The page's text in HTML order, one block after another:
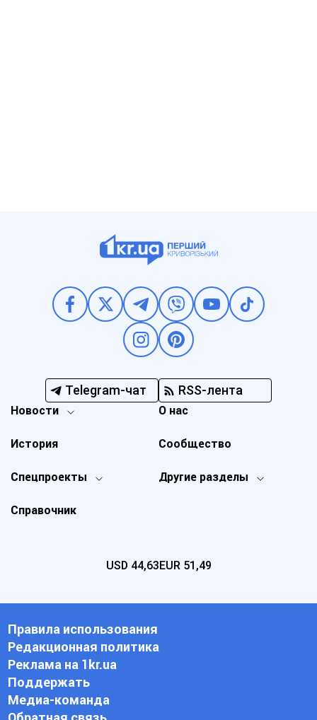
Telegram-чат RSS-лента
Новости
Спецпроекты Другие разделы
История
О нас
Справочник
Сообщество
USD 44,63EUR 51,49
Правила использования
Редакционная политика
Реклама на 1kr.ua
Поддержать
Медиа-команда